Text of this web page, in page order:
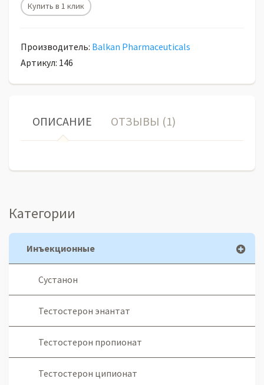
Купить в 1 клик
Производитель: Balkan Pharmaceuticals
Артикул: 146
ОПИСАНИЕ ОТЗЫВЫ (1)
Категории
Инъекционные
Сустанон
Тестостерон энантат
Тестостерон пропионат
Тестостерон ципионат